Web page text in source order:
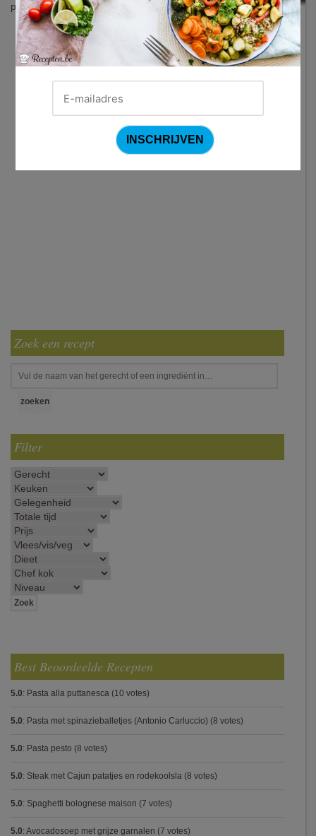
proberen waard!
Zoek een recept
Filter
Best Beoordeelde Recepten
5.0: Pasta alla puttanesca (10 votes)
5.0: Pasta met spinazieballetjes (Antonio Carluccio) (8 votes)
5.0: Pasta pesto (8 votes)
5.0: Steak met Cajun patatjes en rodekoolsla (8 votes)
5.0: Spaghetti bolognese maison (7 votes)
5.0: Avocadosoep met grijze garnalen (7 votes)